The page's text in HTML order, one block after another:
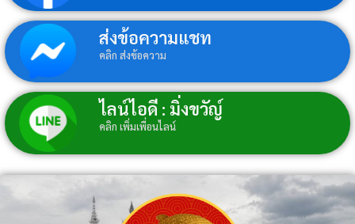
ส่งข้อความแชท
คลิก ส่งข้อความ
ไลน์ไอดี : มิ่งขวัญ์
คลิก เพิ่มเพื่อนไลน์